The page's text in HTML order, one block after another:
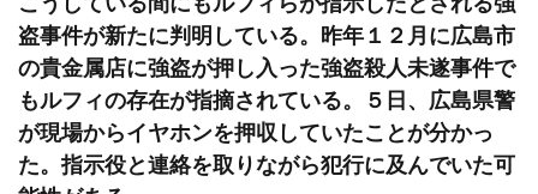
こうしている間にもルフィらが指示したとされる強
盗事件が新たに判明している。昨年１２月に広島市
の貴金属店に強盗が押し入った強盗殺人未遂事件で
もルフィの存在が指摘されている。５日、広島県警
が現場からイヤホンを押収していたことが分かっ
た。指示役と連絡を取りながら犯行に及んでいた可